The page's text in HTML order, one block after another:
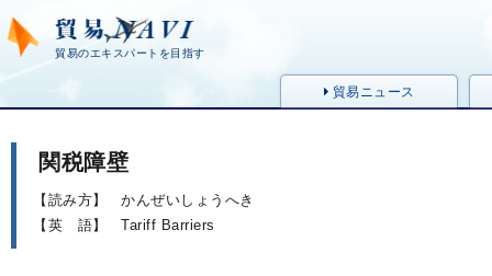
貿易のエキスパートを目指す
貿易ニュース
関税障壁
【読み方】
かんぜいしょうへき
【英 語】
Tariff Barriers